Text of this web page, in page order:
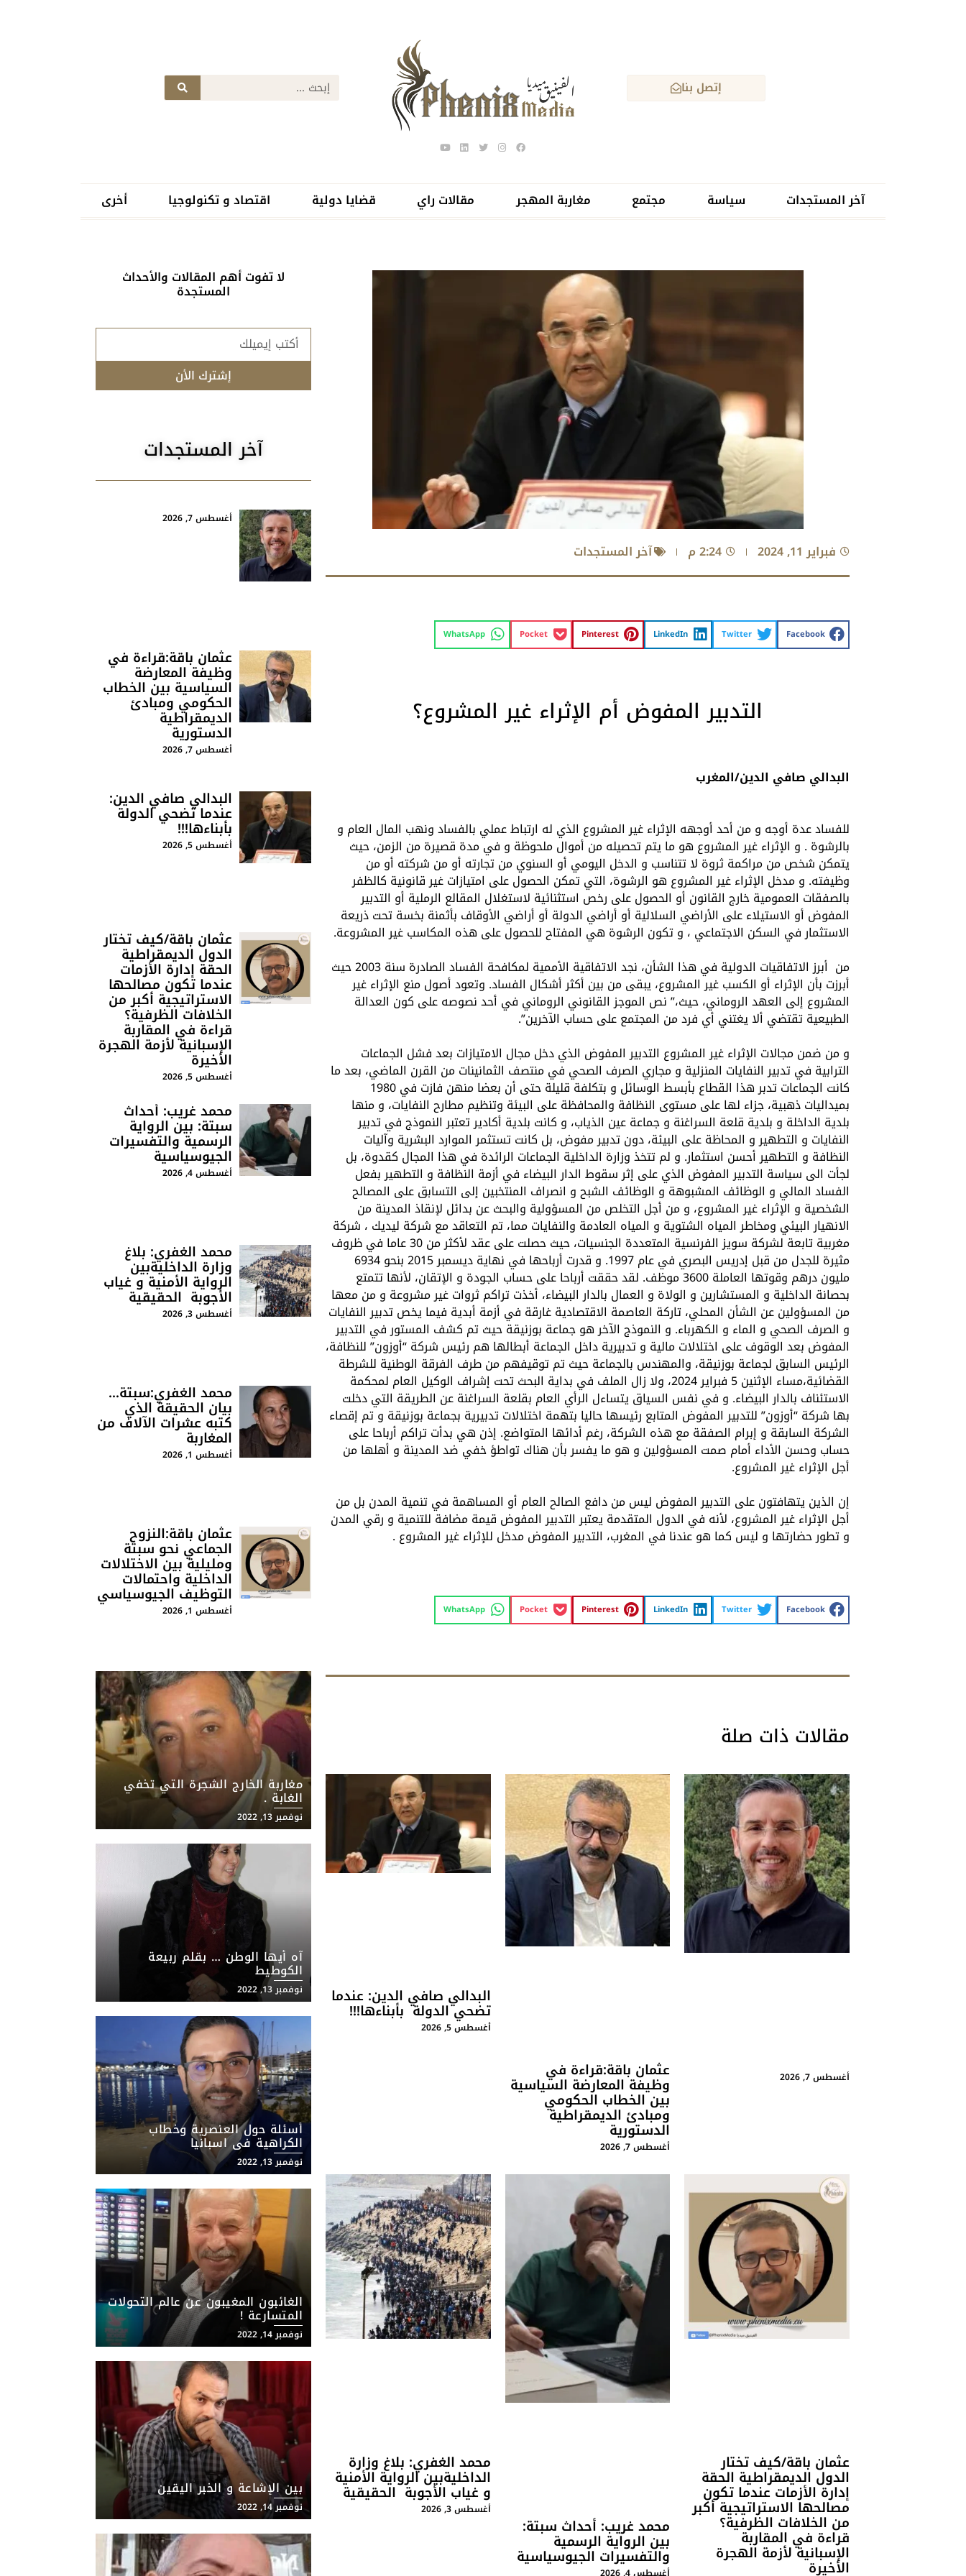
إتصل بنا
آخر المستجدات سياسة مجتمع مغاربة المهجر مقالات راي قضايا دولية اقتصاد و تكنولوجيا أخرى
فبراير 11, 2024 2:24 م آخر المستجدات
Facebook
Twitter
LinkedIn
Pinterest
Pocket
WhatsApp
التدبير المفوض أم الإثراء غير المشروع؟
البدالي صافي الدين/المغرب
للفساد عدة أوجه و من أحد أوجهه الإثراء غير المشروع الذي له ارتباط عملي بالفساد ونهب المال العام و
بالرشوة . و الإثراء غير المشروع هو ما يتم تحصيله من أموال ملحوظة و في مدة قصيرة من الزمن، حيث
يتمكن شخص من مراكمة ثروة لا تتناسب و الدخل اليومي أو السنوي من تجارته أو من شركته أو من
وظيفته. و مدخل الإثراء غير المشروع هو الرشوة، التي تمكن الحصول على امتيازات غير قانونية كالظفر
بالصفقات العمومية خارج القانون أو الحصول على رخص استثنائية لاستغلال المقالع الرملية أو التدبير
المفوض أو الاستيلاء على الأراضي السلالية أو أراضي الدولة أو أراضي الأوقاف بأثمنة بخسة تحت ذريعة
الاستثمار في السكن الاجتماعي ، و تكون الرشوة هي المفتاح للحصول على هذه المكاسب غير المشروعة.
من أبرز الاتفاقيات الدولية في هذا الشأن، نجد الاتفاقية الأممية لمكافحة الفساد الصادرة سنة 2003 حيث
أبرزت بأن الإثراء أو الكسب غير المشروع، يبقى من بين أكثر أشكال الفساد. وتعود أصول منع الإثراء غير
المشروع إلى العهد الروماني، حيث،” نص الموجز القانوني الروماني في أحد نصوصه على كون العدالة
الطبيعية تقتضي ألا يغتني أي فرد من المجتمع على حساب الآخرين”.
و من ضمن مجالات الإثراء غير المشروع التدبير المفوض الذي دخل مجال الامتيازات بعد فشل الجماعات
الترابية في تدبير النفايات المنزلية و مجاري الصرف الصحي في منتصف الثمانينات من القرن الماضي، بعد ما
كانت الجماعات تدبر هذا القطاع بأبسط الوسائل و بتكلفة قليلة حتى أن بعضا منهن فازت في 1980
بميداليات ذهبية، جزاء لها على مستوى النظافة والمحافظة على البيئة وتنظيم مطارح النفايات، و منها
بلدية الداخلة و بلدية قلعة السراغنة و جماعة عين الذياب، و كانت بلدية أكادير تعتبر النموذج في تدبير
النفايات و التطهير و المحاظة على البيئة، دون تدبير مفوض، بل كانت تستثمر الموارد البشرية وآليات
النظافة و التطهير أحسن استثمار. و لم تتخذ وزارة الداخلية الجماعات الرائدة في هذا المجال كقدوة، بل
لجأت الى سياسة التدبير المفوض الذي على إثر سقوط الدار البيضاء في أزمة النظافة و التطهير بفعل
الفساد المالي و الوظائف المشبوهة و الوظائف الشبح و انصراف المنتخبين إلى التسابق على المصالح
الشخصية و الإثراء غير المشروع، و من أجل التخلص من المسؤولية والبحث عن بدائل لإنقاذ المدينة من
الانهيار البيئي ومخاطر المياه الشتوية و المياه العادمة والنفايات مما، تم التعاقد مع شركة ليديك ، شركة
مغربية تابعة لشركة سويز الفرنسية المتعددة الجنسيات، حيث حصلت على عقد لأكثر من 30 عاما في ظروف
مثيرة للجدل من قبل إدريس البصري في عام 1997. و قدرت أرباحها في نهاية ديسمبر 2015 بنحو 6934
مليون درهم وقوتها العاملة 3600 موظف. لقد حققت أرباحا على حساب الجودة و الإتقان، لأنها تتمتع
بحصانة الداخلية و المستشارين و الولاة و العمال بالدار البيضاء، أخذت تراكم ثروات غير مشروعة و من معها
من المسؤولين عن الشأن المحلي، تاركة العاصمة الاقتصادية غارقة في أزمة أبدية فيما يخص تدبير النفايات
و الصرف الصحي و الماء و الكهرباء. و النموذج الآخر هو جماعة بوزنيقة حيث تم كشف المستور في التدبير
المفوض بعد الوقوف على اختلالات مالية و تدبيرية داخل الجماعة أبطالها هم رئيس شركة “أوزون” للنظافة،
الرئيس السابق لجماعة بوزنيقة، والمهندس بالجماعة حيث تم توقيفهم من طرف الفرقة الوطنية للشرطة
القضائية،مساء الإثنين 5 فبراير 2024، ولا زال الملف في بداية البحث تحت إشراف الوكيل العام لمحكمة
الاستئناف بالدار البيضاء. و في نفس السياق يتساءل الرأي العام بقلعة السراغنة عن الطريقة التي دخلت
بها شركة “أوزون” للتدبير المفوض المتابع رئيسها حاليا بتهمة اختلالات تدبيرية بجماعة بوزنيقة و تم إقصاء
الشركة السابقة و إبرام الصفقة مع هذه الشركة، رغم أدائها المتواضع. إذن هي بدأت تراكم أرباحا على
حساب وحسن الأداء أمام صمت المسؤولين و هو ما يفسر بأن هناك تواطؤ خفي ضد المدينة و أهلها من
أجل الإثراء غير المشروع.
إن الذين يتهافتون على التدبير المفوض ليس من دافع الصالح العام أو المساهمة في تنمية المدن بل من
أجل الإثراء غير المشروع، لأنه في الدول المتقدمة يعتبر التدبير المفوض قيمة مضافة للتنمية و رقي المدن
و تطور حضارتها و ليس كما هو عندنا في المغرب، التدبير المفوض مدخل للإثراء غير المشروع .
Facebook
Twitter
LinkedIn
Pinterest
Pocket
WhatsApp
مقالات ذات صلة
أغسطس 7, 2026 عثمان باقة:قراءة في
وظيفة المعارضة السياسية
بين الخطاب الحكومي
ومبادئ الديمقراطية
الدستورية
أغسطس 7, 2026
البدالي صافي الدين: عندما
تضحي الدولة بأبناءها!!!
أغسطس 5, 2026
عثمان باقة/كيف تختار
الدول الديمقراطية الحقة
إدارة الأزمات عندما تكون
مصالحها الاستراتيجية أكبر
من الخلافات الظرفية؟
قراءة في المقاربة
الإسبانية لأزمة الهجرة
الأخيرة
محمد غريب: أحداث سبتة:
بين الرواية الرسمية
والتفسيرات الجيوسياسية
محمد الغفري: بلاغ وزارة
الداخليةبين الرواية الأمنية
و غياب الأجوبة الحقيقية
أغسطس 3, 2026
لا تفوت أهم المقالات والأحداث
المستجدة
إشترك الأن
آخر المستجدات
أغسطس 7, 2026
عثمان باقة:قراءة في
وظيفة المعارضة
السياسية بين الخطاب
الحكومي ومبادئ
الديمقراطية
الدستورية
أغسطس 7, 2026
البدالي صافي الدين:
عندما تضحي الدولة
بأبناءها!!!
أغسطس 5, 2026
عثمان باقة/كيف تختار
الدول الديمقراطية
الحقة إدارة الأزمات
عندما تكون مصالحها
الاستراتيجية أكبر من
الخلافات الظرفية؟
قراءة في المقاربة
الإسبانية لأزمة الهجرة
الأخيرة
أغسطس 5, 2026
محمد غريب: أحداث
سبتة: بين الرواية
الرسمية والتفسيرات
الجيوسياسية
أغسطس 4, 2026
محمد الغفري: بلاغ
وزارة الداخليةبين
الرواية الأمنية و غياب
الأجوبة الحقيقية
أغسطس 3, 2026
محمد الغفري:سبتة…
بيان الحقيقة الذي
كتبه عشرات الآلاف من
المغاربة
أغسطس 1, 2026
عثمان باقة:النزوح
الجماعي نحو سبتة
ومليلية بين الاختلالات
الداخلية واحتمالات
التوظيف الجيوسياسي
أغسطس 1, 2026
مغاربة الخارج الشجرة التي تخفي
الغابة .
نوفمبر 13, 2022
آه أيها الوطن … بقلم ربيعة
الكوطيط
نوفمبر 13, 2022
أسئلة حول العنصرية وخطاب
الكراهية في اسبانيا
نوفمبر 13, 2022
الغائبون المغيبون عن عالم التحولات
المتسارعة !
نوفمبر 14, 2022
بين الإشاعة و الخبر اليقين
نوفمبر 14, 2022